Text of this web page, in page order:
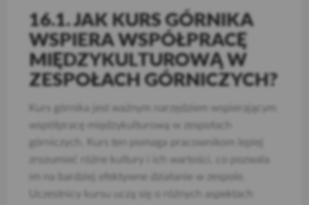
16.1. JAK KURS GÓRNIKA
WSPIERA WSPÓŁPRACĘ
MIĘDZYKULTUROWĄ W
ZESPOŁACH GÓRNICZYCH?
Kurs górnika jest ważnym narzędziem wspierającym
współpracę międzykulturową w zespołach
górniczych. Kurs ten pomaga pracownikom lepiej
zrozumieć różne kultury i ich wartości, co pozwala
im na bardziej efektywne działanie w zespole.
Uczestnicy kursu uczą się o różnych aspektach